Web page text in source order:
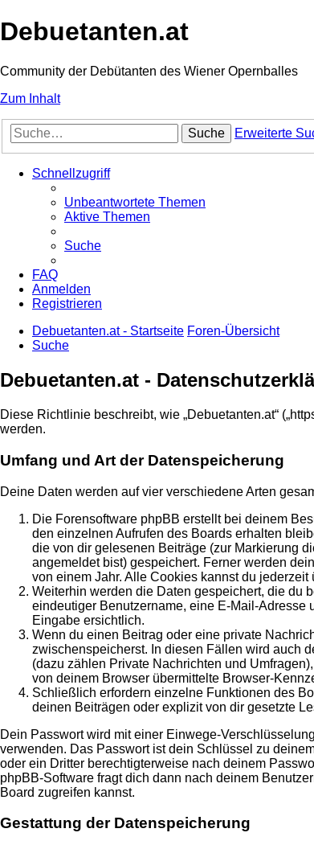
Debuetanten.at
Community der Debütanten des Wiener Opernballes
Zum Inhalt
Suche Erweiterte
Schnellzugriff
Unbeantwortete Themen
Aktive Themen
Suche
FAQ
Anmelden
Registrieren
Debuetanten.at - Startseite Foren-Übersicht
Suche
Debuetanten.at -
Diese Richtlinie beschreibt, wie „Debuetanten.at“
werden.
Umfang und Art der Datenspeicherung
Deine Daten werden auf vier verschiedene Arten
Die Forensoftware phpBB erstellt bei deinem
den einzelnen Aufrufen des Boards erhalten
die von dir gelesenen Beiträge (zur Markierung
angemeldet bist) gespeichert. Ferner werden
von einem Jahr. Alle Cookies kannst du
Weiterhin werden die Daten gespeichert, die du
eindeutiger Benutzername, eine E-Mail-Adresse
Eingabe ersichtlich.
Wenn du einen Beitrag oder eine private
zwischenspeicherst. In diesen Fällen wird auch
(dazu zählen Private Nachrichten und
von deinem Browser übermittelte Browser-
Schließlich erfordern einzelne Funktionen des
deinen Beiträgen oder explizit von dir gesetzte
Dein Passwort wird mit einer Einwege-
verwenden. Das Passwort ist dein Schlüssel zu
oder ein Dritter berechtigterweise nach deinem
phpBB-Software fragt dich dann nach deinem
Board zugreifen kannst.
Gestattung der Datenspeicherung